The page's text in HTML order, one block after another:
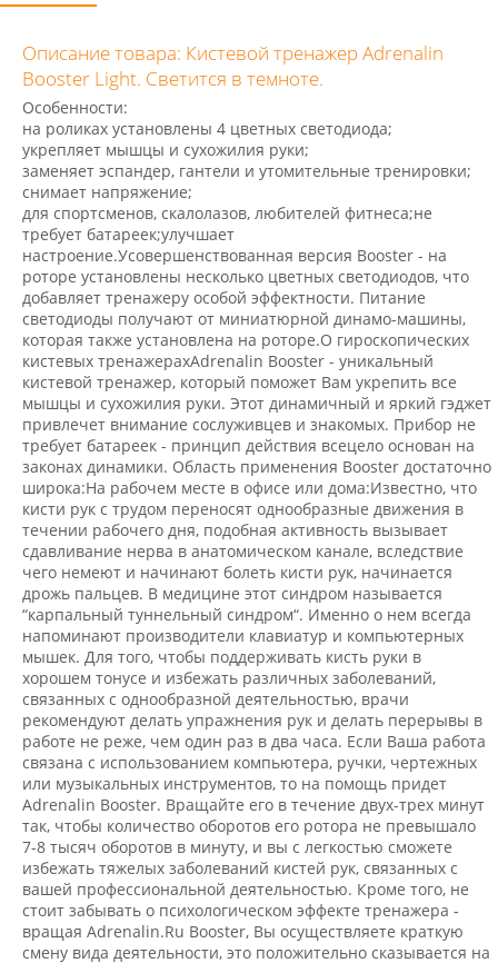
Описание товара: Кистевой тренажер Adrenalin
Booster Light. Светится в темноте.
Особенности:
на роликах установлены 4 цветных светодиода;
укрепляет мышцы и сухожилия руки;
заменяет эспандер, гантели и утомительные тренировки;
снимает напряжение;
для спортсменов, скалолазов, любителей фитнеса;не
требует батареек;улучшает
настроение.Усовершенствованная версия Booster - на
роторе установлены несколько цветных светодиодов, что
добавляет тренажеру особой эффектности. Питание
светодиоды получают от миниатюрной динамо-машины,
которая также установлена на роторе.О гироскопических
кистевых тренажерахAdrenalin Booster - уникальный
кистевой тренажер, который поможет Вам укрепить все
мышцы и сухожилия руки. Этот динамичный и яркий гэджет
привлечет внимание сослуживцев и знакомых. Прибор не
требует батареек - принцип действия всецело основан на
законах динамики. Область применения Booster достаточно
широка:На рабочем месте в офисе или дома:Известно, что
кисти рук с трудом переносят однообразные движения в
течении рабочего дня, подобная активность вызывает
сдавливание нерва в анатомическом канале, вследствие
чего немеют и начинают болеть кисти рук, начинается
дрожь пальцев. В медицине этот синдром называется
“карпальный туннельный синдром“. Именно о нем всегда
напоминают производители клавиатур и компьютерных
мышек. Для того, чтобы поддерживать кисть руки в
хорошем тонусе и избежать различных заболеваний,
связанных с однообразной деятельностью, врачи
рекомендуют делать упражнения рук и делать перерывы в
работе не реже, чем один раз в два часа. Если Ваша работа
связана с использованием компьютера, ручки, чертежных
или музыкальных инструментов, то на помощь придет
Adrenalin Booster. Вращайте его в течение двух-трех минут
так, чтобы количество оборотов его ротора не превышало
7-8 тысяч оборотов в минуту, и вы с легкостью сможете
избежать тяжелых заболеваний кистей рук, связанных с
вашей профессиональной деятельностью. Кроме того, не
стоит забывать о психологическом эффекте тренажера -
вращая Adrenalin.Ru Booster, Вы осуществляете краткую
смену вида деятельности, это положительно сказывается на